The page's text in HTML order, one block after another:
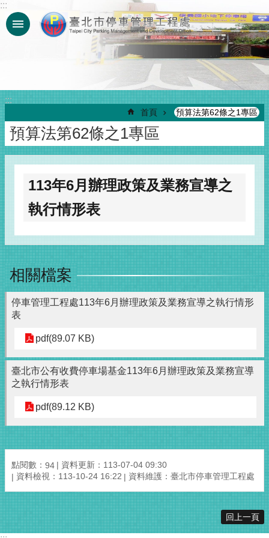
跳到主要內容區塊
:::
:::
首頁 預算法第62條之1專區
預算法第62條之1專區
113年6月辦理政策及業務宣導之
執行情形表
相關檔案
停車管理工程處113年6月辦理政策及業務宣導之執行情形
表
pdf(89.07 KB)
臺北市公有收費停車場基金113年6月辦理政策及業務宣導
之執行情形表
pdf(89.12 KB)
點閱數： 94
資料更新：113-07-04 09:30
資料檢視：113-10-24 16:22
資料維護：臺北市停車管理工程處
回上一頁